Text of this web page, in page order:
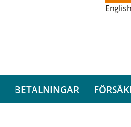
English
BETALNINGAR